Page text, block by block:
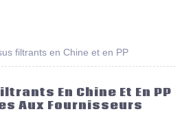
filtrants en Chine et en PP
En Chine Et En PP
Aux Fournisseurs